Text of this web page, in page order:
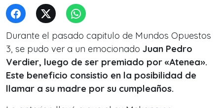
Durante el pasado capitulo de Mundos Opuestos
3, se pudo ver a un emocionado Juan Pedro
Verdier, luego de ser premiado por «Atenea».
Este beneficio consistio en la posibilidad de
llamar a su madre por su cumpleaños.